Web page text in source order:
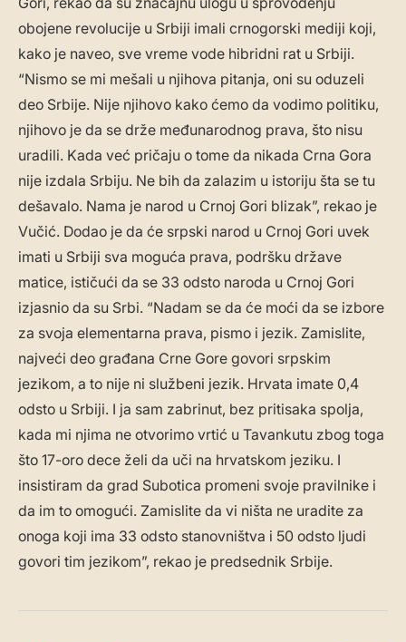
obojene revolucije u Srbiji imali crnogorski mediji koji,
kako je naveo, sve vreme vode hibridni rat u Srbiji.
“Nismo se mi mešali u njihova pitanja, oni su oduzeli
deo Srbije. Nije njihovo kako ćemo da vodimo politiku,
njihovo je da se drže međunarodnog prava, što nisu
uradili. Kada već pričaju o tome da nikada Crna Gora
nije izdala Srbiju. Ne bih da zalazim u istoriju šta se tu
dešavalo. Nama je narod u Crnoj Gori blizak”, rekao je
Vučić. Dodao je da će srpski narod u Crnoj Gori uvek
imati u Srbiji sva moguća prava, podršku države
matice, ističući da se 33 odsto naroda u Crnoj Gori
izjasnio da su Srbi. “Nadam se da će moći da se izbore
za svoja elementarna prava, pismo i jezik. Zamislite,
najveći deo građana Crne Gore govori srpskim
jezikom, a to nije ni službeni jezik. Hrvata imate 0,4
odsto u Srbiji. I ja sam zabrinut, bez pritisaka spolja,
kada mi njima ne otvorimo vrtić u Tavankutu zbog toga
što 17-oro dece želi da uči na hrvatskom jeziku. I
insistiram da grad Subotica promeni svoje pravilnike i
da im to omogući. Zamislite da vi ništa ne uradite za
onoga koji ima 33 odsto stanovništva i 50 odsto ljudi
govori tim jezikom”, rekao je predsednik Srbije.